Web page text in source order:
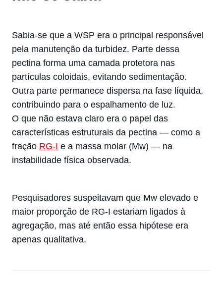
Sabia-se que a WSP era o principal responsável
pela manutenção da turbidez. Parte dessa
pectina forma uma camada protetora nas
partículas coloidais, evitando sedimentação.
Outra parte permanece dispersa na fase líquida,
contribuindo para o espalhamento de luz.
O que não estava claro era o papel das
características estruturais da pectina — como a
fração RG-I e a massa molar (Mw) — na
instabilidade física observada.
Pesquisadores suspeitavam que Mw elevado e
maior proporção de RG-I estariam ligados à
agregação, mas até então essa hipótese era
apenas qualitativa.